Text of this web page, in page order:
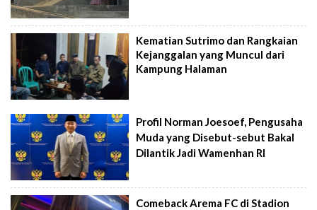
Kematian Sutrimo dan Rangkaian
Kejanggalan yang Muncul dari
Kampung Halaman
Profil Norman Joesoef, Pengusaha
Muda yang Disebut-sebut Bakal
Dilantik Jadi Wamenhan RI
Comeback Arema FC di Stadion